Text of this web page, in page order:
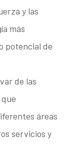
y las
más
potencial de
de las
áreas
servicios y